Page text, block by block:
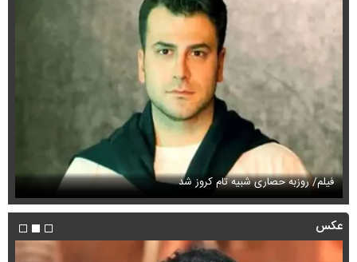
فیلم/ روزبه حصاری شبیه تام کروز شد
عکس